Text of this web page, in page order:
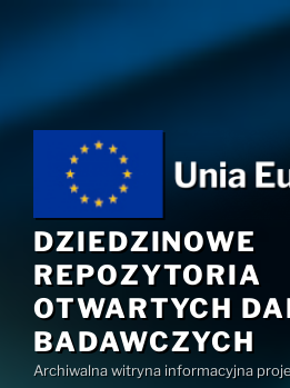
DZIEDZINOWE
REPOZYTORIA
OTWARTYCH
BADAWCZYCH
Archiwalna witryna informacyjna